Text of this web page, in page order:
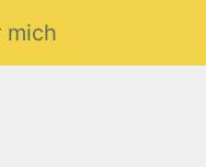
mich